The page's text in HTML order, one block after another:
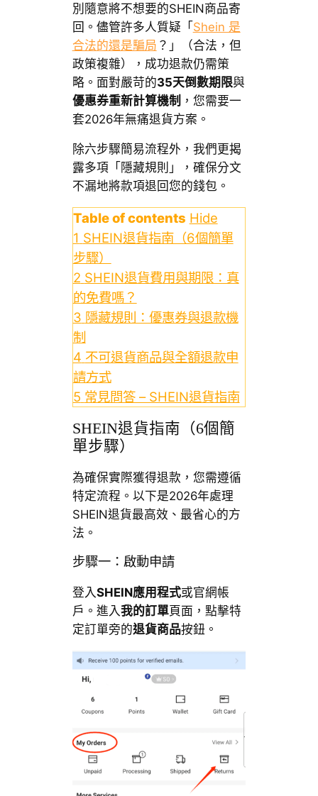
別隨意將不想要的SHEIN商品寄
回。儘管許多人質疑「Shein 是
合法的還是騙局 ？」（合法，但
政策複雜），成功退款仍需策
略。面對嚴苛的35天倒數期限與
優惠券重新計算機制 ，您需要一
套2026年無痛退貨方案。
除六步驟簡易流程外，我們更揭
露多項「隱藏規則」，確保分文
不漏地將款項退回您的錢包。
Table of contents Hide
1 SHEIN退貨指南（6個簡單
步驟）
2 SHEIN退貨費用與期限：真
的免費嗎？
3 隱藏規則：優惠券與退款機
制
4 不可退貨商品與全額退款申
請方式
5 常見問答 – SHEIN退貨指南
SHEIN退貨指南（6個簡
單步驟）
為確保實際獲得退款，您需遵循
特定流程。以下是2026年處理
SHEIN退貨最高效、最省心的方
法。
步驟一：啟動申請
登入SHEIN應用程式或官網帳
戶。進入我的訂單頁面，點擊特
定訂單旁的退貨商品按鈕。